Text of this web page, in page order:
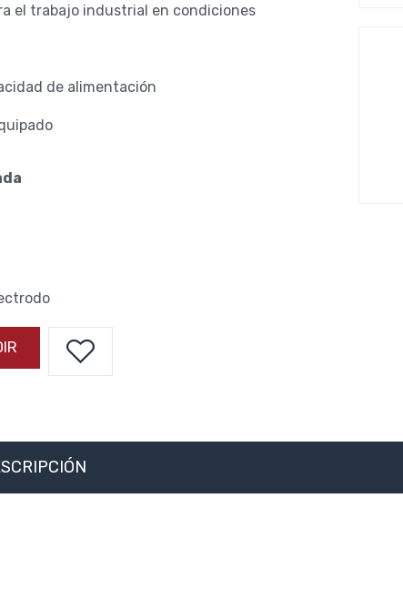
el trabajo industrial en condiciones
de alimentación